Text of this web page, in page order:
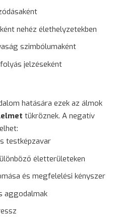
nehéz élethelyzetekben
szimbólumaként
jelzéseként
hatására ezek az álmok
tükröznek. A negatív
testképzavar
életterületeken
és megfelelési kényszer
aggodalmak